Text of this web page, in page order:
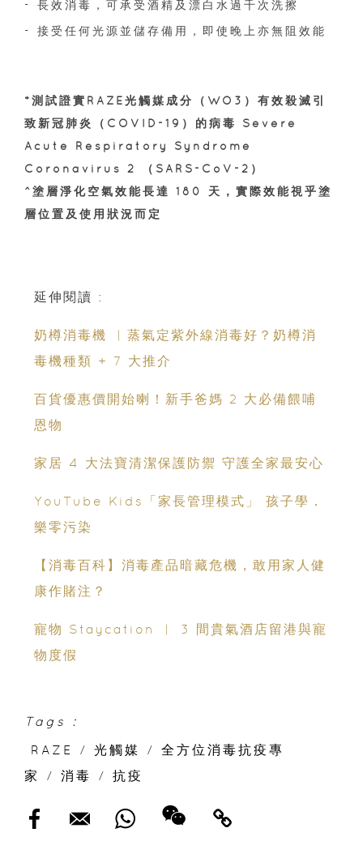
- 長效消毒，可承受酒精及漂白水過千次洗擦
- 接受任何光源並儲存備用，即使晚上亦無阻效能
*測試證實RAZE光觸媒成分（WO3）有效殺滅引
致新冠肺炎（COVID-19）的病毒 Severe
Acute Respiratory Syndrome
Coronavirus 2 （SARS-CoV-2）
^塗層淨化空氣效能長達 180 天，實際效能視乎塗
層位置及使用狀況而定
延伸閱讀 :
奶樽消毒機 ︳蒸氣定紫外線消毒好？奶樽消
毒機種類 + 7 大推介
百貨優惠價開始喇！新手爸媽 2 大必備餵哺
恩物
家居 4 大法寶清潔保護防禦 守護全家最安心
YouTube Kids「家長管理模式」 孩子學．
樂零污染
【消毒百科】消毒產品暗藏危機，敢用家人健
康作賭注？
寵物 Staycation ︳ 3 間貴氣酒店留港與寵
物度假
Tags :
RAZE
/ 光觸媒 /
全方位消毒抗疫專
家
/ 消毒 / 抗疫